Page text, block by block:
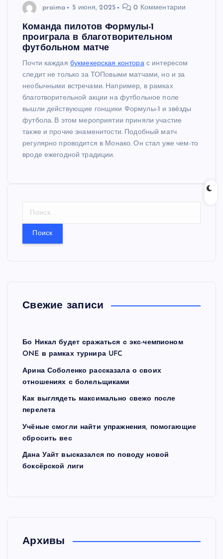
praima 5 июня, 2025 0 Комментарии
Команда пилотов Формулы-1
проиграла в благотворительном
футбольном матче
Почти каждая букмекерская конторас интересом
следит не только за ТОПовыми матчами, но и за
необычными встречами. Например, в рамках
благотворительной акции на футбольное поле
вышли действующие гонщики Формулы-1 и звёзды
футбола. В этом мероприятии приняли участие
также и прочие знаменитости. Подобный матч
регулярно проводится в Монако. Он стал уже чем-то
вроде ежегодной традиции.
Свежие записи
Бо Никал будет сражаться с экс-чемпионом
ONE в рамках турнира UFC
Арина Соболенко рассказала о своих
отношениях с болельщиками
Как выглядеть максимально свежо после
перелета
Учёные смогли найти упражнения, помогающие
сбросить вес
Дана Уайт высказался по поводу новой
боксёрской лиги
Архивы